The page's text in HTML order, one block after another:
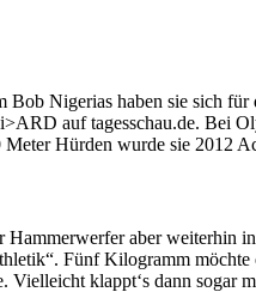
Nigerias haben sie sich
auf tagesschau.de. Bei
Hürden wurde sie 2012
aber weiterhin
Fünf Kilogramm
klappt‘s dann sogar